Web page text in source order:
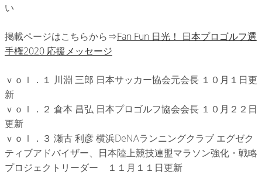
い
掲載ページはこちらから⇒Fan Fun 日光！ 日本プロゴルフ選
手権2020 応援メッセージ
ｖｏｌ．１ 川淵 三郎 日本サッカー協会元会長 １０月１日更
新
ｖｏｌ．２ 倉本 昌弘 日本プロゴルフ協会会長 １０月２２日
更新
ｖｏｌ．３ 瀬古 利彦 横浜DeNAランニングクラブ エグゼク
ティブアドバイザー、日本陸上競技連盟マラソン強化・戦略
プロジェクトリーダー １１月１１日更新